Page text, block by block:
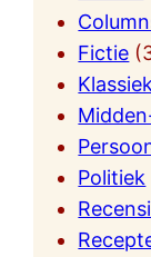
Fictie
Politiek